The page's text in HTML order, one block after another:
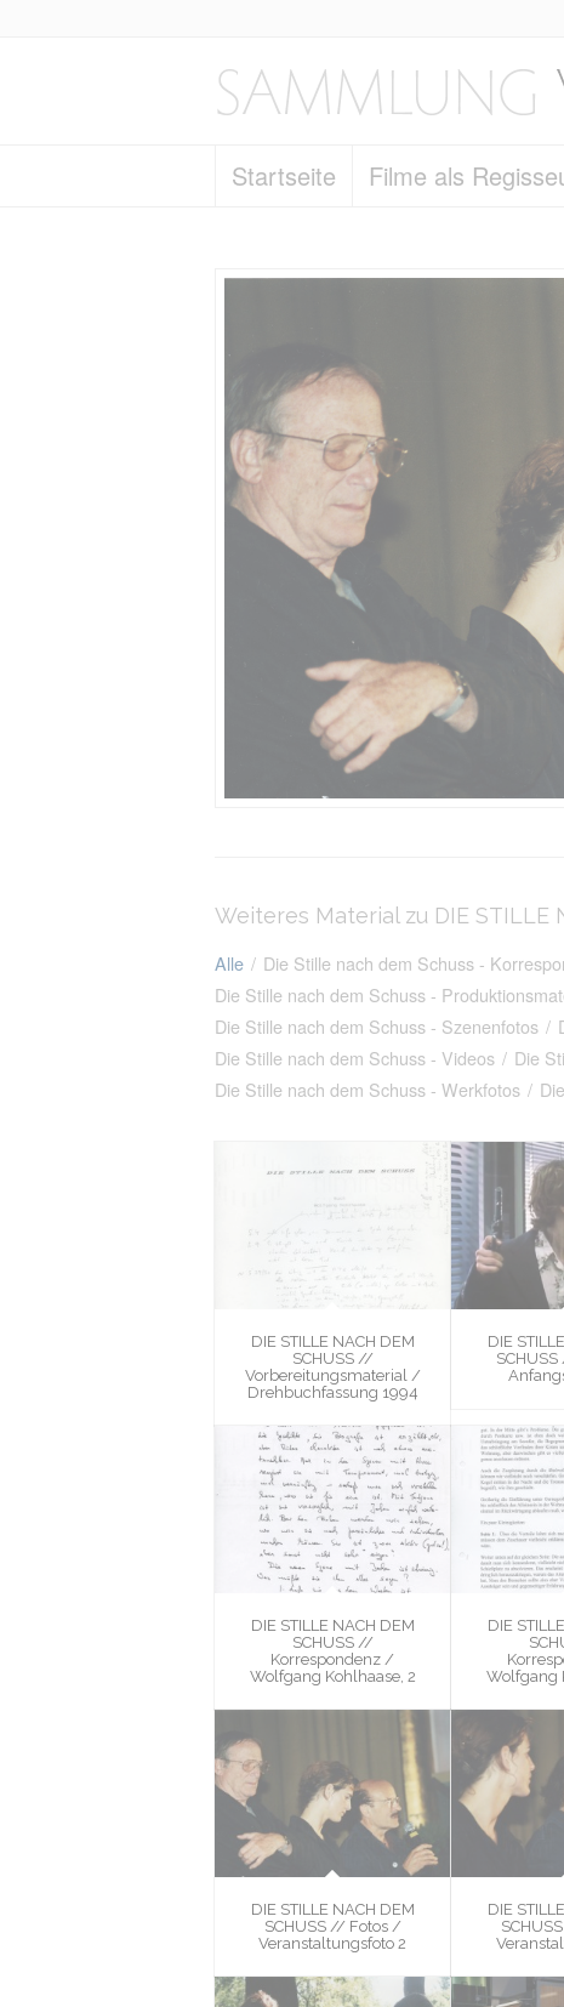
Startseite Filme als
Weiteres Material zu DIE STILLE
Alle / Die Stille nach dem Schuss -
Die Stille nach dem Schuss -
Die Stille nach dem Schuss - Szenenfotos /
Die Stille nach dem Schuss - Videos / Die
Die Stille nach dem Schuss - Werkfotos /
DIE STILLE NACH DEM
SCHUSS //
Vorbereitungsmaterial /
Drehbuchfassung 1994
DIE
DIE STILLE NACH DEM
SCHUSS //
Korrespondenz /
Wolfgang Kohlhaase, 2
DIE
Wolfgang
DIE STILLE NACH DEM
SCHUSS // Fotos /
Veranstaltungsfoto 2
DIE